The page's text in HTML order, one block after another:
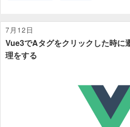
7月12日
Vue3でAタグをクリックした時に
理をする